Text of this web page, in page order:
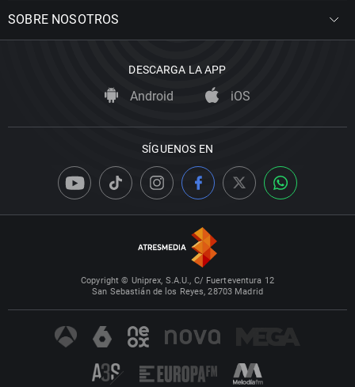
SOBRE NOSOTROS
DESCARGA LA APP
Android iOS
SÍGUENOS EN
Copyright © Uniprex, S.A.U., C/ Fuerteventura 12
San Sebastián de los Reyes, 28703 Madrid